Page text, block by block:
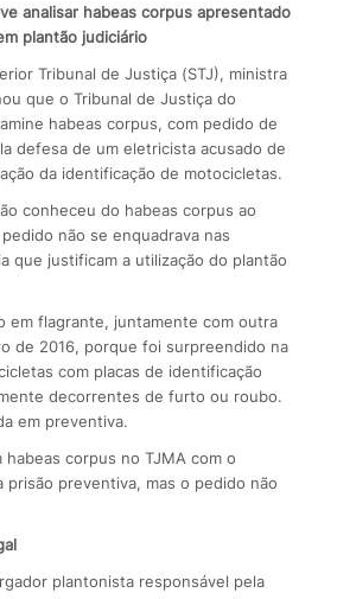
analisar habeas corpus apresentado
plantão judiciário
Tribunal de Justiça (STJ), ministra
que o Tribunal de Justiça do
habeas corpus, com pedido de
defesa de um eletricista acusado de
da identificação de motocicletas.
conheceu do habeas corpus ao
não se enquadrava nas
que justificam a utilização do plantão
em flagrante, juntamente com outra
de 2016, porque foi surpreendido na
com placas de identificação
decorrentes de furto ou roubo.
em preventiva.
corpus no TJMA com o
prisão preventiva, mas o pedido não
plantonista responsável pela